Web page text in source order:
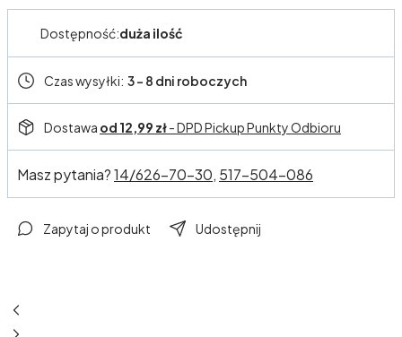
Dostępność:duża ilość
Czas wysyłki: 3 - 8 dni roboczych
Dostawa od 12,99 zł- DPD Pickup Punkty Odbioru
Masz pytania?14/626-70-30, 517-504-086
Zapytaj o produkt Udostępnij